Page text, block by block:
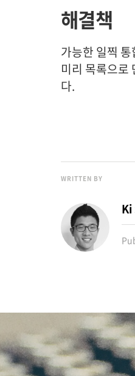
해결책
가능한 일찍
미리 목록으로
다.
WRITTEN BY